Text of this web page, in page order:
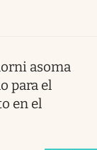
asoma
para el
en el